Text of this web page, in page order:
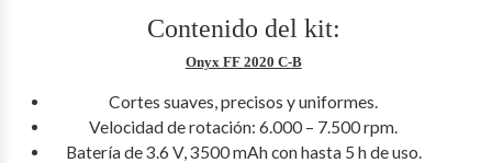
Contenido del kit:
Onyx FF 2020 C-B
Cortes suaves, precisos y uniformes.
Velocidad de rotación: 6.000 – 7.500 rpm.
Batería de 3.6 V, 3500 mAh con hasta 5 h de uso.